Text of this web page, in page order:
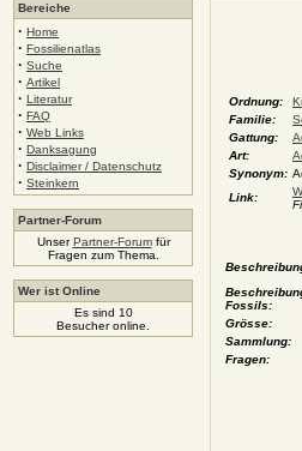
Bereiche
· Home
· Fossilienatlas
· Suche
· Artikel
· Literatur
· FAQ
· Web Links
· Danksagung
· Disclaimer / Datenschutz
· Steinkern
Partner-Forum
UnserPartner-Forumfür
Fragen zum Thema.
Wer ist Online
Es sind 10
Besucher online.
Ordnung:
Familie:
Gattung:
Art:
Synonym:
Link:
Fossils:
Grösse:
Sammlung:
Fragen: